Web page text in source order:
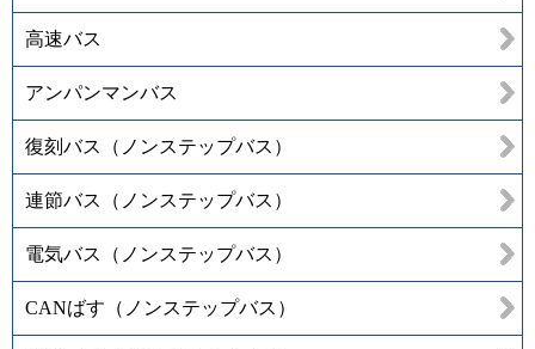
高速バス
アンパンマンバス
復刻バス（ノンステップバス）
連節バス（ノンステップバス）
電気バス（ノンステップバス）
CANばす（ノンステップバス）